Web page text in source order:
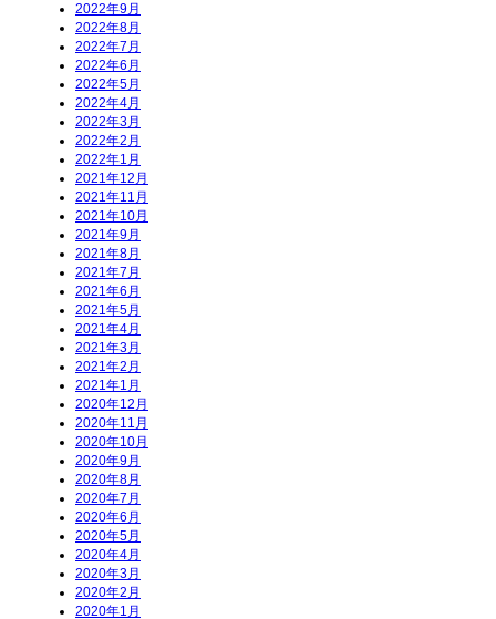
2022年9月
2022年8月
2022年7月
2022年6月
2022年5月
2022年4月
2022年3月
2022年2月
2022年1月
2021年12月
2021年11月
2021年10月
2021年9月
2021年8月
2021年7月
2021年6月
2021年5月
2021年4月
2021年3月
2021年2月
2021年1月
2020年12月
2020年11月
2020年10月
2020年9月
2020年8月
2020年7月
2020年6月
2020年5月
2020年4月
2020年3月
2020年2月
2020年1月